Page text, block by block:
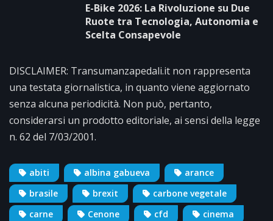
E-Bike 2026: La Rivoluzione su Due
Ruote tra Tecnologia, Autonomia e
Scelta Consapevole
DISCLAIMER: Transumanzapedali.it non rappresenta
una testata giornalistica, in quanto viene aggiornato
senza alcuna periodicità. Non può, pertanto,
considerarsi un prodotto editoriale, ai sensi della legge
n. 62 del 7/03/2001.
abiti albina gabueva
arance
brasile
brexit
carbone vegetale
carne
Cenone cfd
cinema